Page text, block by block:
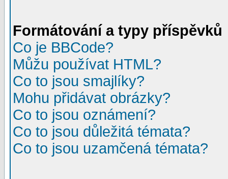
Formátování a typy příspěvků
Co je BBCode?
Můžu používat HTML?
Co to jsou smajlíky?
Mohu přidávat obrázky?
Co to jsou oznámení?
Co to jsou důležitá témata?
Co to jsou uzamčená témata?